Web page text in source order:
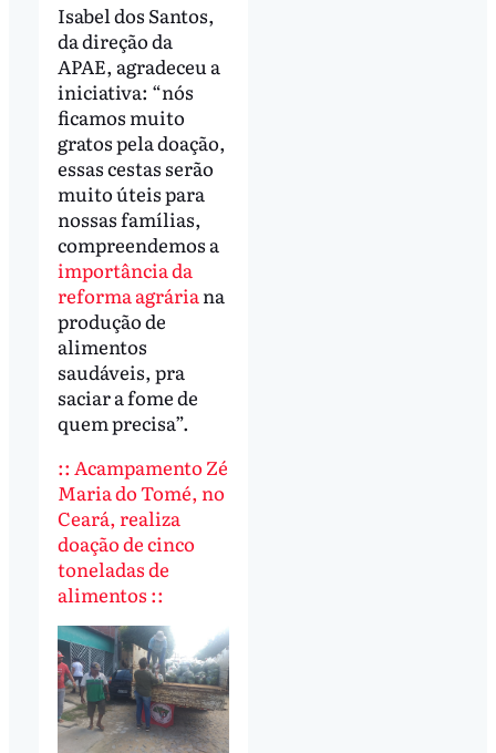
Isabel dos Santos,
da direção da
APAE, agradeceu a
iniciativa: “nós
ficamos muito
gratos pela doação,
essas cestas serão
muito úteis para
nossas famílias,
compreendemos a
importância da
reforma agráriana
produção de
alimentos
saudáveis, pra
saciar a fome de
quem precisa”.
:: Acampamento Zé
Maria do Tomé, no
Ceará, realiza
doação de cinco
toneladas de
alimentos ::